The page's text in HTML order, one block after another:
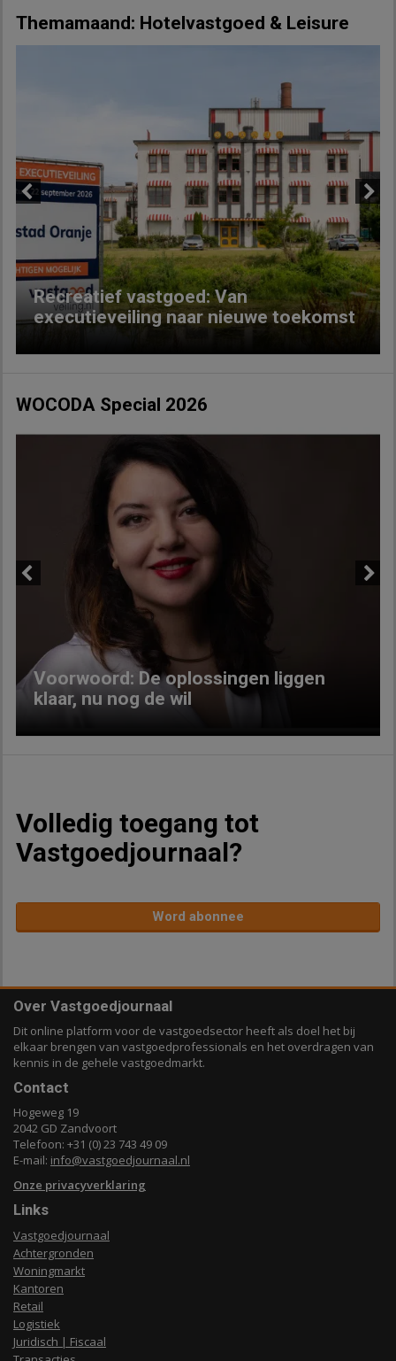
Themamaand: Hotelvastgoed & Leisure
Recreatief vastgoed: Van
executieveiling naar nieuwe toekomst
Next
WOCODA Special 2026
Voorwoord: De oplossingen liggen
klaar, nu nog de wil
Volledig toegang tot
Vastgoedjournaal?
Word abonnee
Over Vastgoedjournaal
Dit online platform voor de vastgoedsector heeft als doel het bij
elkaar brengen van vastgoedprofessionals en het overdragen van
kennis in de gehele vastgoedmarkt.
Contact
Hogeweg 19
2042 GD Zandvoort
Telefoon: +31 (0) 23 743 49 09
E-mail: info@vastgoedjournaal.nl
Onze privacyverklaring
Links
Vastgoedjournaal
Achtergronden
Woningmarkt
Kantoren
Retail
Logistiek
Juridisch | Fiscaal